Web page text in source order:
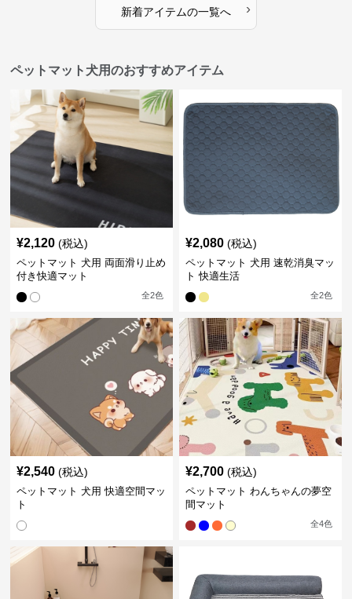
新着アイテムの一覧へ ›
ペットマット犬用のおすすめアイテム
¥2,120 (税込)
ペットマット 犬用 両面滑り止め
付き快適マット
全2色
¥2,080 (税込)
ペットマット 犬用 速乾消臭マッ
ト 快適生活
全2色
¥2,540 (税込)
ペットマット 犬用 快適空間マッ
ト
¥2,700 (税込)
ペットマット わんちゃんの夢空
間マット
全4色